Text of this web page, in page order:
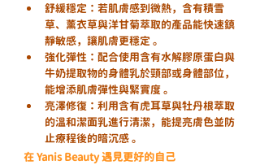
舒緩穩定 ：若肌膚感到微熱，含有積雪
草、薰衣草與洋甘菊萃取的產品能快速鎮
靜敏感，讓肌膚更穩定 。
強化彈性 ：配合使用含有水解膠原蛋白與
牛奶提取物的身體乳於頸部或身體部位，
能增添肌膚彈性與緊實度 。
亮澤修復 ：利用含有虎耳草與牡丹根萃取
的溫和潔面乳進行清潔，能提亮膚色並防
止療程後的暗沉感 。
在 Yanis Beauty 遇見更好的自己